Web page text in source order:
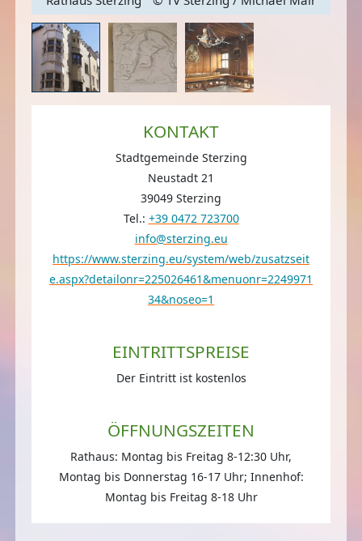
KONTAKT
Stadtgemeinde Sterzing
Neustadt 21
39049 Sterzing
Tel.: +39 0472 723700
info@sterzing.eu
https://www.sterzing.eu/system/web/zusatzseit
e.aspx?detailonr=225026461&menuonr=2249971
34&noseo=1
EINTRITTSPREISE
Der Eintritt ist kostenlos
ÖFFNUNGSZEITEN
Rathaus: Montag bis Freitag 8-12:30 Uhr,
Montag bis Donnerstag 16-17 Uhr; Innenhof:
Montag bis Freitag 8-18 Uhr